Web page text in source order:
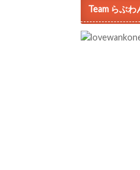
Team らぶわ